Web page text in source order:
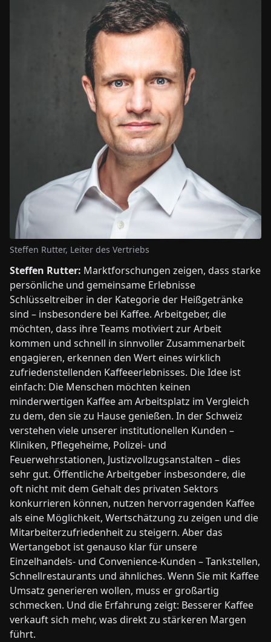
Steffen Rutter, Leiter des Vertriebs
Steffen Rutter: Marktforschungen zeigen, dass starke
persönliche und gemeinsame Erlebnisse
Schlüsseltreiber in der Kategorie der Heißgetränke
sind – insbesondere bei Kaffee. Arbeitgeber, die
möchten, dass ihre Teams motiviert zur Arbeit
kommen und schnell in sinnvoller Zusammenarbeit
engagieren, erkennen den Wert eines wirklich
zufriedenstellenden Kaffeeerlebnisses. Die Idee ist
einfach: Die Menschen möchten keinen
minderwertigen Kaffee am Arbeitsplatz im Vergleich
zu dem, den sie zu Hause genießen. In der Schweiz
verstehen viele unserer institutionellen Kunden –
Kliniken, Pflegeheime, Polizei- und
Feuerwehrstationen, Justizvollzugsanstalten – dies
sehr gut. Öffentliche Arbeitgeber insbesondere, die
oft nicht mit dem Gehalt des privaten Sektors
konkurrieren können, nutzen hervorragenden Kaffee
als eine Möglichkeit, Wertschätzung zu zeigen und die
Mitarbeiterzufriedenheit zu steigern. Aber das
Wertangebot ist genauso klar für unsere
Einzelhandels- und Convenience-Kunden – Tankstellen,
Schnellrestaurants und ähnliches. Wenn Sie mit Kaffee
Umsatz generieren wollen, muss er großartig
schmecken. Und die Erfahrung zeigt: Besserer Kaffee
verkauft sich mehr, was direkt zu stärkeren Margen
führt.